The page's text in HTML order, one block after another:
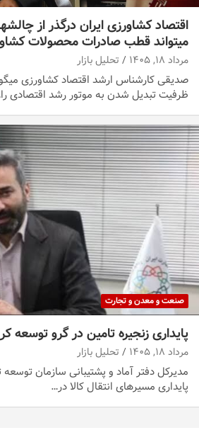
اقتصاد کشاورزی ایران درگذر از
میتواند قطب صادرات محصولات
مرداد ۱۸, ۱۴۰۵ تحلیل بازار
صدیقی کارشناس ارشد اقتصاد کشاورزی
ظرفیت تبدیل شدن به موتور رشد اقتصادی
صنعت و معدن و تجارت
پایداری زنجیره تامین در گرو توسعه
مرداد ۱۸, ۱۴۰۵ تحلیل بازار
مدیرکل دفتر آماد و پشتیبانی سازمان توسعه
پایداری مسیرهای انتقال کالا در…